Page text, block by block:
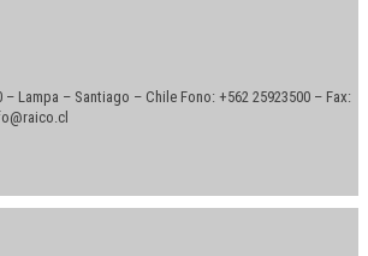
– Lampa – Santiago – Chile Fono: +562 25923500 – Fax: